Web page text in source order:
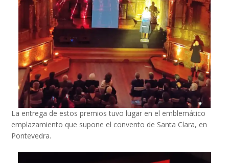
La entrega de estos premios tuvo lugar en el emblemático
emplazamiento que supone el convento de Santa Clara, en
Pontevedra.